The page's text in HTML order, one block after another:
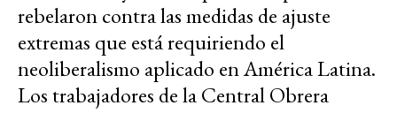
rebelaron contra las medidas de ajuste
extremas que está requiriendo el
neoliberalismo aplicado en América Latina.
Los trabajadores de la Central Obrera